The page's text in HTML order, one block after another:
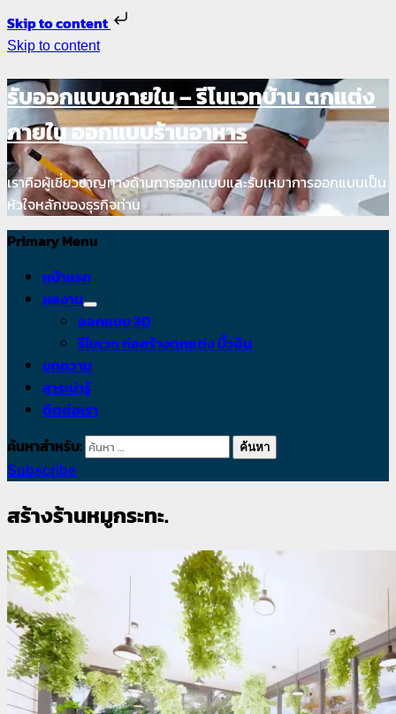
Skip to content
Skip to content
รับออกแบบภายใน – รีโนเวทบ้าน ตกแต่ง
ภายใน ออกแบบร้านอาหาร
เราคือผู้เชี่ยวชาญทางด้านการออกแบบและรับเหมาการออกแบบเป็น
หัวใจหลักของธุรกิจท่าน
Primary Menu
หน้าแรก
ผลงาน
ออกแบบ 3D
รีโนเวท ก่อสร้างตกแต่ง บิ้วอิน
บทความ
สาระน่ารู้
ติดต่อเรา
ค้นหาสำหรับ:
Subscribe
สร้างร้านหมูกระทะ.